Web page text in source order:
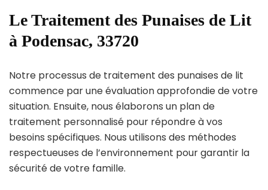
Le Traitement des Punaises de Lit
à Podensac, 33720
Notre processus de traitement des punaises de lit
commence par une évaluation approfondie de votre
situation. Ensuite, nous élaborons un plan de
traitement personnalisé pour répondre à vos
besoins spécifiques. Nous utilisons des méthodes
respectueuses de l’environnement pour garantir la
sécurité de votre famille.